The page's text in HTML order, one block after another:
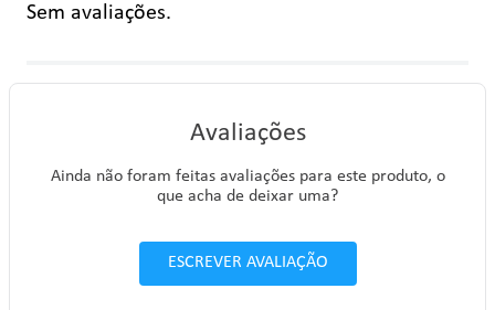
Sem avaliações.
Avaliações
Ainda não foram feitas avaliações para este produto, o
que acha de deixar uma?
ESCREVER AVALIAÇÃO